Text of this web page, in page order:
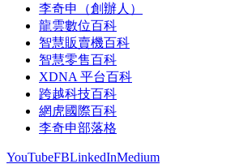
李奇申（創辦人）
龍雲數位百科
智慧販賣機百科
智慧零售百科
XDNA 平台百科
跨越科技百科
網虎國際百科
李奇申部落格
YouTubeFBLinkedInMedium